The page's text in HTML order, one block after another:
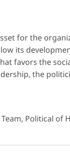
for the
its
favors the
the
Political of